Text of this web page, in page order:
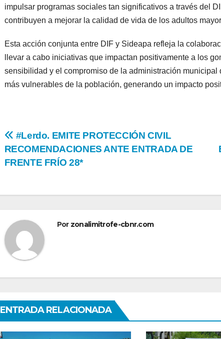
impulsar programas sociales tan significativos a través del
contribuyen a mejorar la calidad de vida de los adultos
Esta acción conjunta entre DIF y Sideapa refleja la
llevar a cabo iniciativas que impactan positivamente a los
sensibilidad y el compromiso de la administración
más vulnerables de la población, generando un impacto
Navegación
de
#Lerdo. EMITE PROTECCIÓN CIVIL
RECOMENDACIONES ANTE ENTRADA DE
FRENTE FRÍO 28*
Por zonalimitrofe-cbnr.com
ENTRADA RELACIONADA